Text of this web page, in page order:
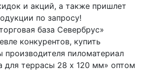
и акций, а также пришлет
по запросу!
база Севербрус»
конкурентов, купить
производителя пиломатериал
для террасы 28 х 120 мм» оптом